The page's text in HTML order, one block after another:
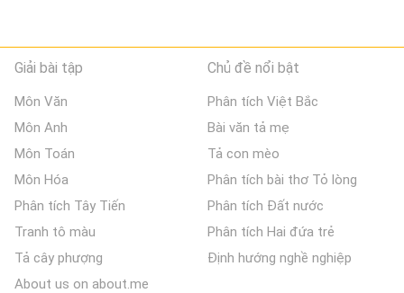
Giải bài tập
Môn Văn
Môn Anh
Môn Toán
Môn Hóa
Phân tích Tây Tiến
Tranh tô màu
Tả cây phượng
About us on about.me
Chủ đề nổi bật
Phân tích Việt Bắc
Bài văn tả mẹ
Tả con mèo
Phân tích bài thơ Tỏ lòng
Phân tích Đất nước
Phân tích Hai đứa trẻ
Định hướng nghề nghiệp